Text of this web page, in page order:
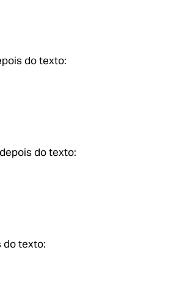
do texto:
do texto:
do texto: